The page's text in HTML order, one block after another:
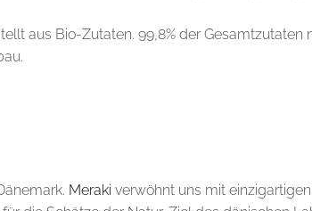
aus Bio-Zutaten. 99,8% der Gesamtzutaten
Meraki verwöhnt uns mit